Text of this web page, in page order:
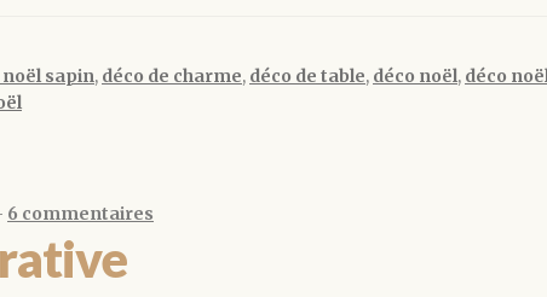
sapin, déco de charme, déco de table, déco noël, déco
6 commentaires